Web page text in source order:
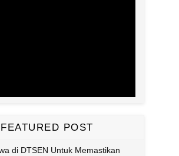
FEATURED POST
di DTSEN Untuk Memastikan